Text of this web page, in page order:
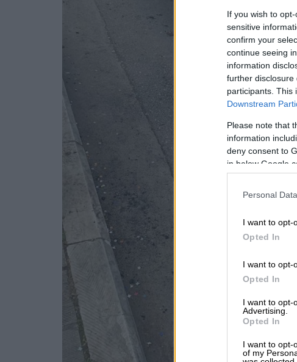
If you wish to
sensitive
confirm your
continue seeing
information
further disclosure
participants. This
Downstream
Please note that
information
deny consent to
in below Google
Personal
I want to opt-
Opted In
I want to opt-
Opted In
I want to opt-
Advertising.
Opted In
I want to opt-
of my